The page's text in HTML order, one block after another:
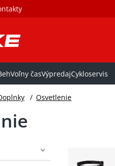
Voľny časVýpredajCykloservis
/ Osvetlenie